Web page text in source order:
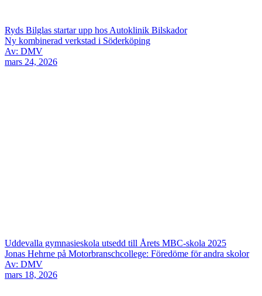
Ryds Bilglas startar upp hos Autoklinik Bilskador
Ny kombinerad verkstad i Söderköping
Av: DMV
mars 24, 2026
Uddevalla gymnasieskola utsedd till Årets MBC-skola 2025
Jonas Hehrne på Motorbranschcollege: Föredöme för andra skolor
Av: DMV
mars 18, 2026